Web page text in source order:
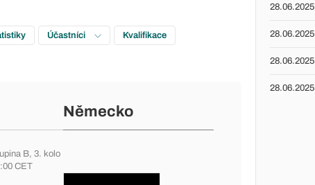
Účastníci Kvalifikace
Německo
B, 3. kolo
CET
28.06.2025
28.06.2025
28.06.2025
28.06.2025